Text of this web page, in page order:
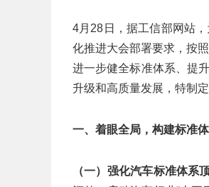
4月28日，据工信部网站
化推进大会部署要求，按
进一步健全标准体系、提
升级和高质量发展，特制
一、着眼全局，构建标准
（一）强化汽车标准体系